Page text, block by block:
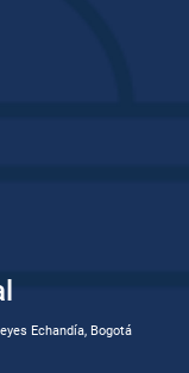
Echandía, Bogotá